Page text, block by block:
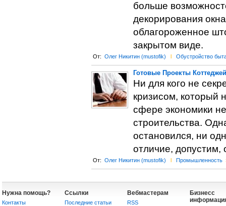
больше
декорирования
облагороженное
закрытом виде.
От: Олег Никитин (mustofik) l Обустройство
Готовые Проекты
Ни для кого не
кризисом, который
сфере экономики
строительства.
остановился, ни
отличие, допустим,
От: Олег Никитин (mustofik) l Промышленность
Нужна помощь?
Контакты
Ссылки
Последние статьи
Вебмастерам
RSS
Бизнесс